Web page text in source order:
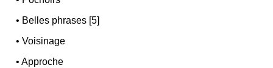
• Belles phrases [5]
•Voisinage
•Approche